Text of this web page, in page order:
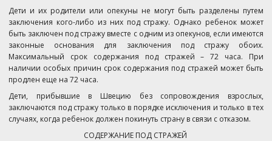
Дети и их родители или опекуны не могут быть разделены путем
заключения кого-либо из них под стражу. Однако ребенок может
быть заключен под стражу вместе с одним из опекунов, если имеются
законные основания для заключения под стражу обоих.
Максимальный срок содержания под стражей – 72 часа. При
наличии особых причин срок содержания под стражей может быть
продлен еще на 72 часа.
Дети, прибывшие в Швецию без сопровождения взрослых,
заключаются под стражу только в порядке исключения и только в тех
случаях, когда ребенок должен покинуть страну в связи с отказом.
СОДЕРЖАНИЕ ПОД СТРАЖЕЙ